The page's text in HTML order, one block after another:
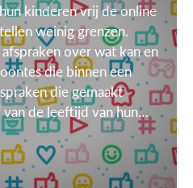
kinderen vrij de online
weinig grenzen.
over wat kan en
die binnen een
die gemaakt
de leeftijd van hun
toestel, het weer ...